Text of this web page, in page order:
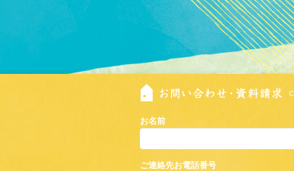
お名前
ご連絡先お電話番号